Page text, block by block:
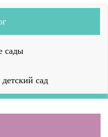
сады
сад